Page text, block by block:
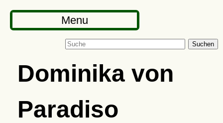
Menu
Suchen
Dominika von
Paradiso